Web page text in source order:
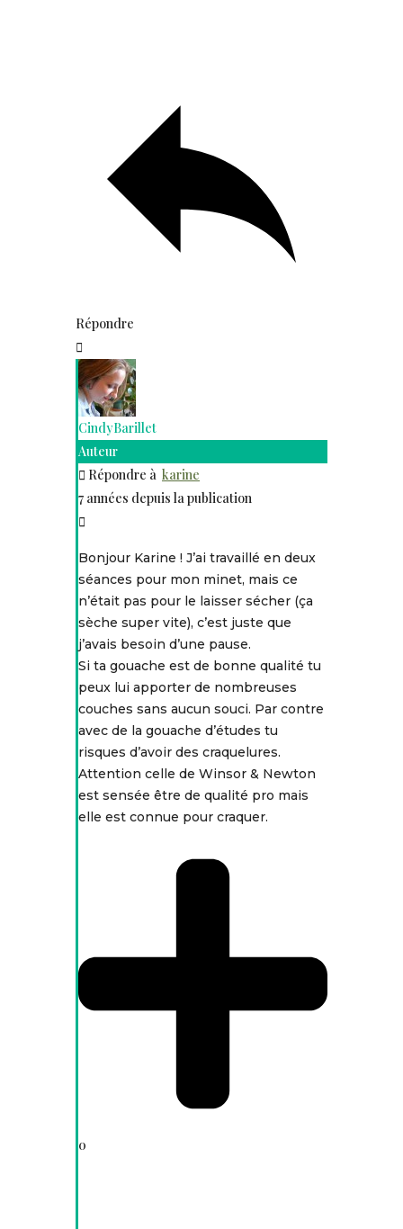
Répondre
CindyBarillet
Auteur
Répondre à karine
7 années depuis la publication
Bonjour Karine ! J’ai travaillé en deux
séances pour mon minet, mais ce
n’était pas pour le laisser sécher (ça
sèche super vite), c’est juste que
j’avais besoin d’une pause.
Si ta gouache est de bonne qualité tu
peux lui apporter de nombreuses
couches sans aucun souci. Par contre
avec de la gouache d’études tu
risques d’avoir des craquelures.
Attention celle de Winsor & Newton
est sensée être de qualité pro mais
elle est connue pour craquer.
0